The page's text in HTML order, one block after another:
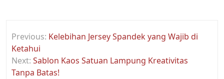
navigation
Previous: Kelebihan Jersey Spandek yang Wajib di
Ketahui
Next: Sablon Kaos Satuan Lampung Kreativitas
Tanpa Batas!